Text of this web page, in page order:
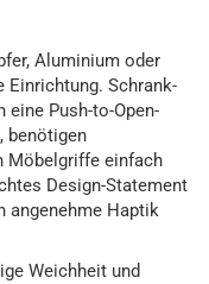
Aluminium oder
Einrichtung. Schrank-
eine Push-to-Open-
benötigen
Möbelgriffe einfach
Design-Statement
angenehme Haptik
Weichheit und